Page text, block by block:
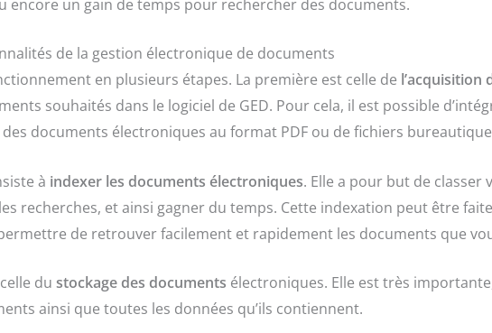
encore un gain de temps pour rechercher des documents.
de la gestion électronique de documents
en plusieurs étapes. La première est celle de l’acquisition
souhaités dans le logiciel de GED. Pour cela, il est possible
documents électroniques au format PDF ou de fichiers
à indexer les documents électroniques. Elle a pour but de classer
recherches, et ainsi gagner du temps. Cette indexation peut être
de retrouver facilement et rapidement les documents que
du stockage des documents électroniques. Elle est très
ainsi que toutes les données qu’ils contiennent.